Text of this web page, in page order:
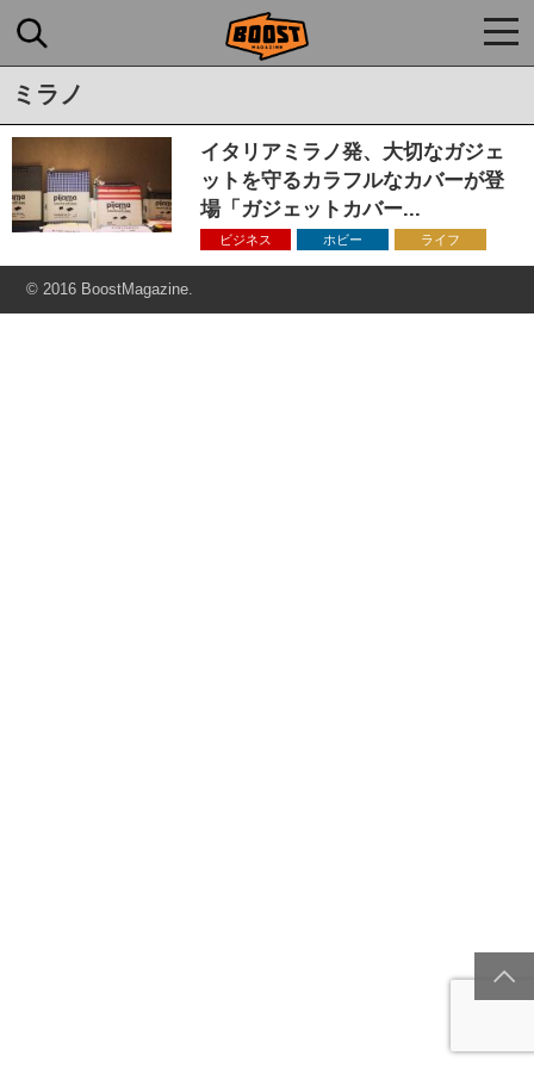
ミラノ
イタリアミラノ発、大切なガジェ
ットを守るカラフルなカバーが登
場「ガジェットカバー...
ビジネス ホビー ライフ
© 2016 BoostMagazine.